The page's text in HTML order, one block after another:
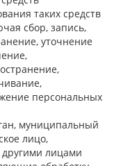
таких средств
сбор, запись,
уточнение
персональных
муниципальный
лицо,
другими лицами